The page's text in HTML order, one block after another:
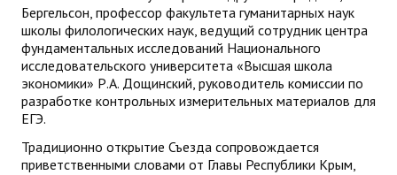
Бергельсон, профессор факультета гуманитарных наук
школы филологических наук, ведущий сотрудник центра
фундаментальных исследований Национального
исследовательского университета «Высшая школа
экономики» Р.А. Дощинский, руководитель комиссии по
разработке контрольных измерительных материалов для
ЕГЭ.
Традиционно открытие Съезда сопровождается
приветственными словами от Главы Республики Крым,